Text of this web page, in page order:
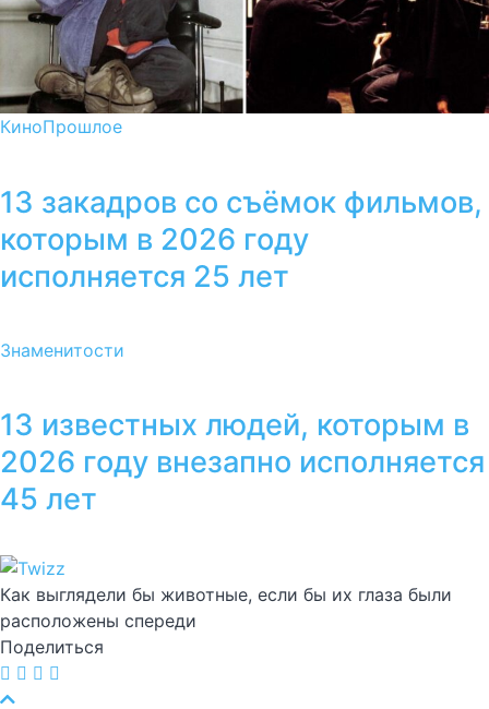
КиноПрошлое
13 закадров со съёмок фильмов,
которым в 2026 году
исполняется 25 лет
Знаменитости
13 известных людей, которым в
2026 году внезапно исполняется
45 лет
Как выглядели бы животные, если бы их глаза были
расположены спереди
Поделиться